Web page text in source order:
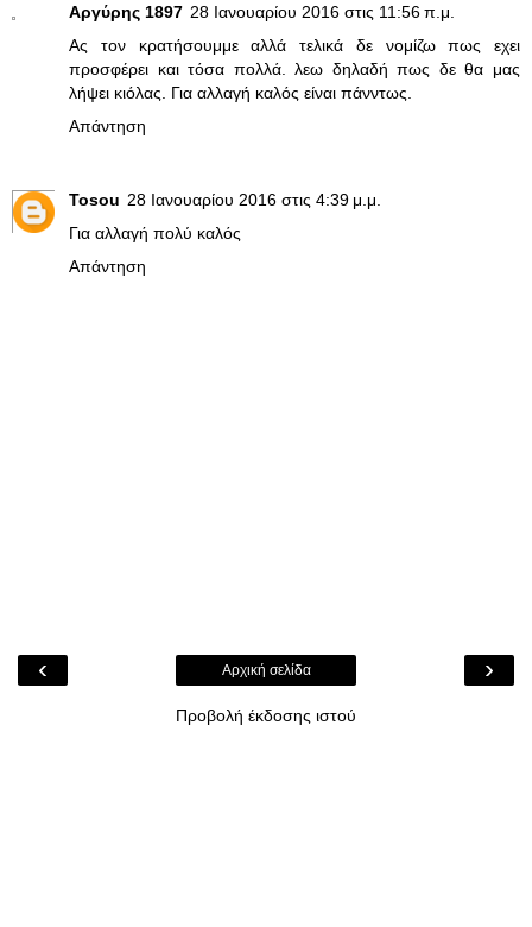
Αργύρης 1897 28 Ιανουαρίου 2016 στις 11:56 π.μ.
Ας τον κρατήσουμμε αλλά τελικά δε νομίζω πως εχει
προσφέρει και τόσα πολλά. λεω δηλαδή πως δε θα μας
λήψει κιόλας. Για αλλαγή καλός είναι πάνντως.
Απάντηση
Tosou 28 Ιανουαρίου 2016 στις 4:39 μ.μ.
Για αλλαγή πολύ καλός
Απάντηση
‹ ›
Αρχική σελίδα
Προβολή έκδοσης ιστού